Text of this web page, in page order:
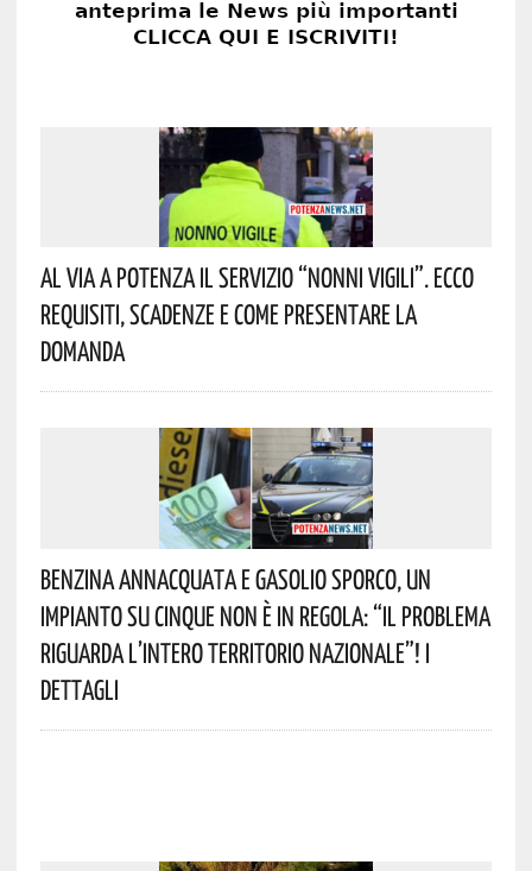
Al Via A Potenza Il Servizio “Nonni Vigili”. Ecco
Requisiti, Scadenze E Come Presentare La
Domanda
Benzina Annacquata E Gasolio Sporco, Un
Impianto Su Cinque Non È In Regola: “il Problema
Riguarda L’intero Territorio Nazionale”! I
Dettagli